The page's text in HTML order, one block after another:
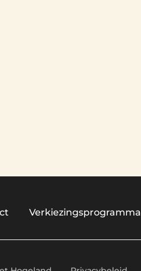
Verkiezingsprogramma